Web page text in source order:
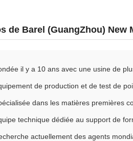
de Barel (GuangZhou) New
il y a 10 ans avec une usine de
de production et de test de
dans les matières premières
technique dédiée au support de
actuellement des agents